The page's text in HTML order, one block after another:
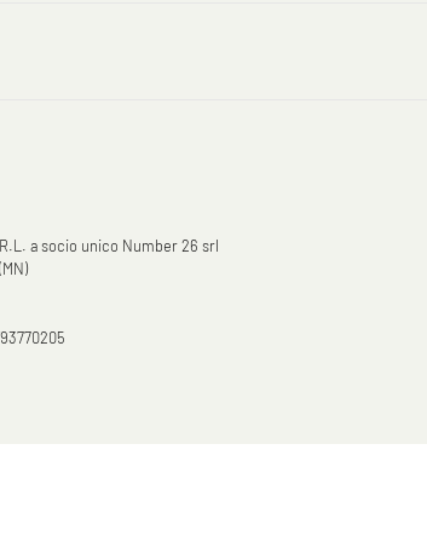
a socio unico Number 26 srl